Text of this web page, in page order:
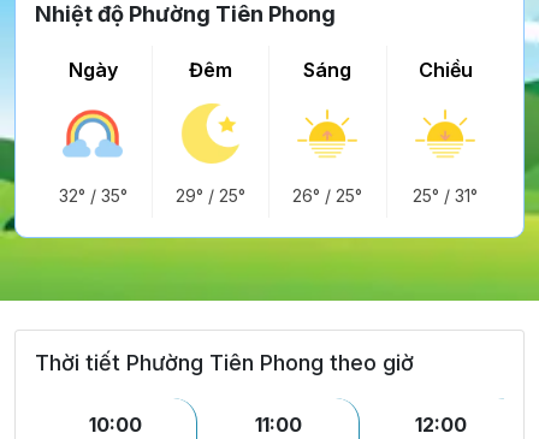
Nhiệt độ Phường Tiên Phong
Ngày
32° / 35°
Đêm
29° / 25°
Sáng
26° /25°
Chiều
25° /31°
Thời tiết Phường Tiên Phong theo giờ
10:00 11:00 12:00